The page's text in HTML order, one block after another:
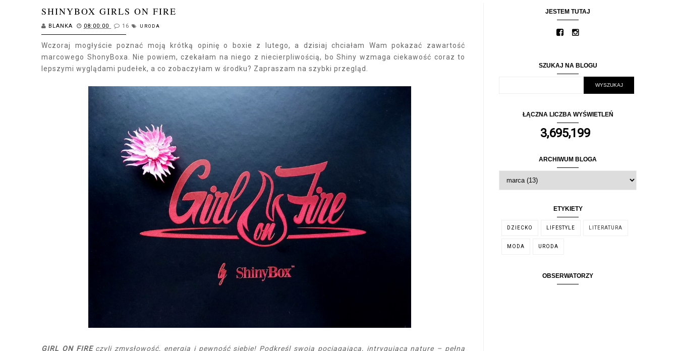
SHINYBOX GIRLS ON FIRE
BLANKA 08:00:00 16 URODA
Wczoraj mogłyście poznać moją krótką opinię o boxie z lutego, a dzisiaj chciałam Wam pokazać zawartość
marcowego ShonyBoxa. Nie powiem, czekałam na niego z niecierpliwością, bo Shiny wzmaga ciekawość coraz to
lepszymi wyglądami pudełek, a co zobaczyłam w środku? Zapraszam na szybki przegląd.
GIRL ON FIRE czyli zmysłowość, energia i pewność siebie! Podkreśl swoją pociągającą, intrygującą naturę – pełną
JESTEM TUTAJ
SZUKAJ NA BLOGU
ŁĄCZNA LICZBA WYŚWIETLEŃ
3,695,199
ARCHIWUM BLOGA
ETYKIETY
DZIECKO LIFESTYLE LITERATURA
MODA URODA
OBSERWATORZY